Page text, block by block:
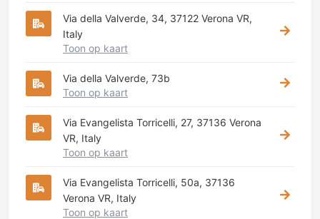
Via della Valverde, 34, 37122 Verona VR,
Italy
Toon op kaart
Via della Valverde, 73b
Toon op kaart
Via Evangelista Torricelli, 27, 37136 Verona
VR, Italy
Toon op kaart
Via Evangelista Torricelli, 50a, 37136
Verona VR, Italy
Toon op kaart